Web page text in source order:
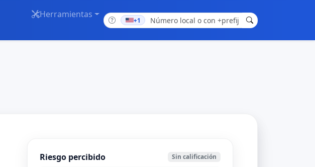
Herramientas
+1
Riesgo percibido Sin calificación